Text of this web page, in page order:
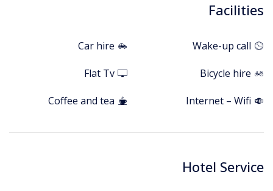
Facilities
Wake-up call
Car hire
Bicycle hire
Flat Tv
Internet – Wifi
Coffee and tea
Hotel Service